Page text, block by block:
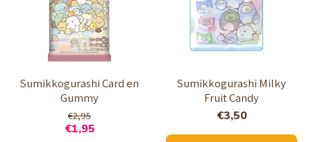
Sumikkogurashi Card en
Gummy
€2,95
€1,95
Sumikkogurashi Milky
Fruit Candy
€3,50